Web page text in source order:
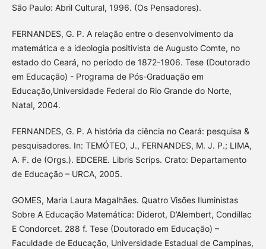
São Paulo: Abril Cultural, 1996. (Os Pensadores).
FERNANDES, G. P. A relação entre o desenvolvimento da
matemática e a ideologia positivista de Augusto Comte, no
estado do Ceará, no período de 1872-1906. Tese (Doutorado
em Educação) - Programa de Pós-Graduação em
Educação,Universidade Federal do Rio Grande do Norte,
Natal, 2004.
FERNANDES, G. P. A história da ciência no Ceará: pesquisa &
pesquisadores. In: TEMÓTEO, J., FERNANDES, M. J. P.; LIMA,
A. F. de (Orgs.). EDCERE. Libris Scrips. Crato: Departamento
de Educação – URCA, 2005.
GOMES, Maria Laura Magalhães. Quatro Visões Iluministas
Sobre A Educação Matemática: Diderot, D’Alembert, Condillac
E Condorcet. 288 f. Tese (Doutorado em Educação) –
Faculdade de Educação, Universidade Estadual de Campinas,